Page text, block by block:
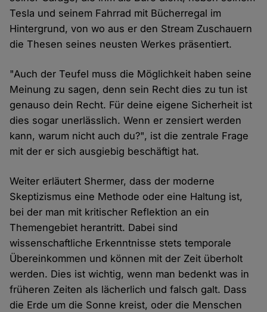
Tesla und seinem Fahrrad mit Bücherregal im
Hintergrund, von wo aus er den Stream Zuschauern
die Thesen seines neusten Werkes präsentiert.
"Auch der Teufel muss die Möglichkeit haben seine
Meinung zu sagen, denn sein Recht dies zu tun ist
genauso dein Recht. Für deine eigene Sicherheit ist
dies sogar unerlässlich. Wenn er zensiert werden
kann, warum nicht auch du?", ist die zentrale Frage
mit der er sich ausgiebig beschäftigt hat.
Weiter erläutert Shermer, dass der moderne
Skeptizismus eine Methode oder eine Haltung ist,
bei der man mit kritischer Reflektion an ein
Themengebiet herantritt. Dabei sind
wissenschaftliche Erkenntnisse stets temporale
Übereinkommen und können mit der Zeit überholt
werden. Dies ist wichtig, wenn man bedenkt was in
früheren Zeiten als lächerlich und falsch galt. Dass
die Erde um die Sonne kreist, oder die Menschen